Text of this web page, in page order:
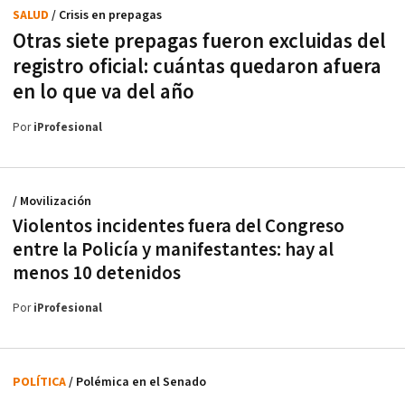
Otras siete prepagas fueron excluidas del
registro oficial: cuántas quedaron afuera
en lo que va del año
SALUD / Crisis en prepagas
PoriProfesional
Violentos incidentes fuera del Congreso
entre la Policía y manifestantes: hay al
menos 10 detenidos
/ Movilización
PoriProfesional
POLÍTICA/ Polémica en el Senado